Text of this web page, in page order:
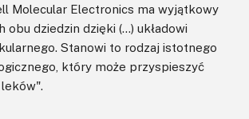
Molecular Electronics ma wyjątkowy
obu dziedzin dzięki (…) układowi
Stanowi to rodzaj istotnego
który może przyspieszyć